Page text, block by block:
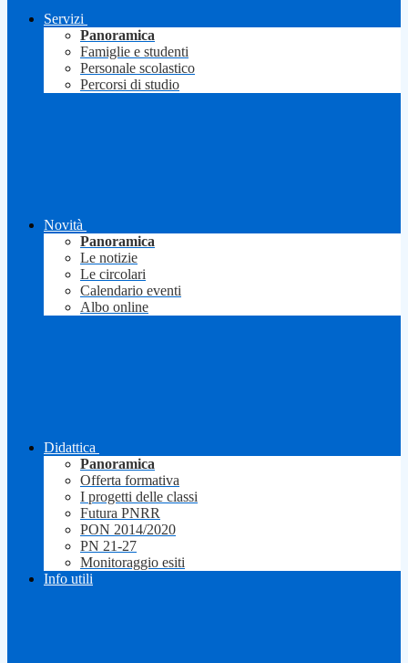
Servizi
Panoramica
Famiglie e studenti
Personale scolastico
Percorsi di studio
Novità
Panoramica
Le notizie
Le circolari
Calendario eventi
Albo online
Didattica
Panoramica
Offerta formativa
I progetti delle classi
Futura PNRR
PON 2014/2020
PN 21-27
Monitoraggio esiti
Info utili